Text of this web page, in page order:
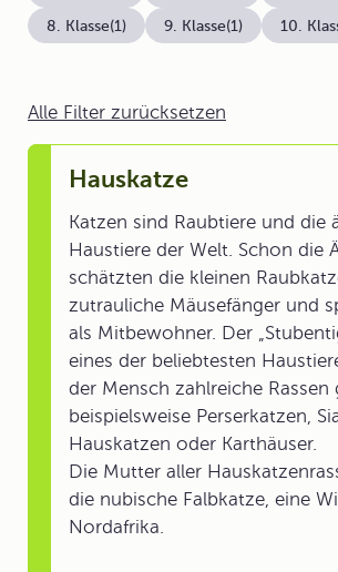
Alle Filter zurücksetzen
Hauskatze
Katzen sind Raubtiere und die
Haustiere der Welt. Schon die
schätzten die kleinen
zutrauliche Mäusefänger und
als Mitbewohner. Der
eines der beliebtesten
der Mensch zahlreiche Rassen
beispielsweise Perserkatzen,
Hauskatzen oder Karthäuser.
Die Mutter aller
die nubische Falbkatze, eine
Nordafrika.
8. Klasse(1) 9. Klasse(1) 10.